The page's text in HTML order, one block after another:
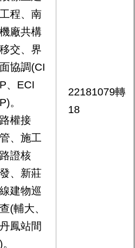
工程、南
機廠共構
移交、界
面協調(CI
P、ECI
P)。
路權接
管、施工
路證核
發、新莊
線建物巡
查(輔大、
丹鳳站間
)。
22181079轉
18